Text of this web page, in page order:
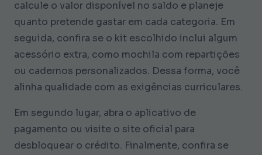
calcule o valor disponível no saldo e planeje
quanto pretende gastar em cada categoria. Em
seguida, confira se o kit escolhido inclui algum
acessório extra, como mochila com repartições
ou cadernos personalizados. Dessa forma, você
alinha qualidade com as exigências curriculares.
Em segundo lugar, abra o aplicativo de
pagamento ou visite o site oficial para
desbloquear o crédito. Finalmente, confira se